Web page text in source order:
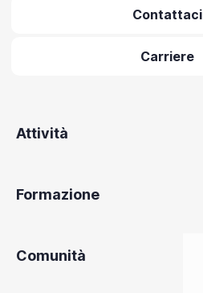
Contattaci
Carriere
Attività
Formazione
Comunità